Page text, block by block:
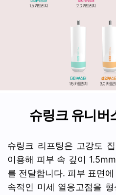
슈링크 유니버
슈링크 리프팅은 고강도
이용해 피부 속 깊이
를 전달합니다. 피부 표면
속적인 미세 열응고점을